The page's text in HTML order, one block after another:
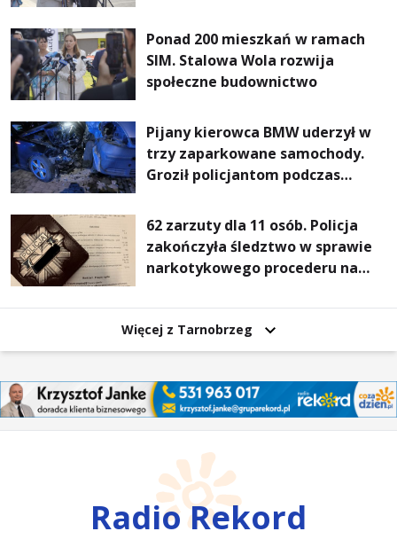
Ponad 200 mieszkań w ramach
SIM. Stalowa Wola rozwija
społeczne budownictwo
Pijany kierowca BMW uderzył w
trzy zaparkowane samochody.
Groził policjantom podczas
62 zarzuty dla 11 osób. Policja
zakończyła śledztwo w sprawie
narkotykowego procederu na
Więcej z Tarnobrzeg
Radio Rekord